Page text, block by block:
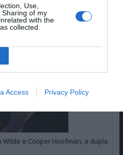
Use,
of my
with the
collected.
Access Privacy Policy
FAV DO LEITOR
Wilde e Cooper Hoofman, a dupla